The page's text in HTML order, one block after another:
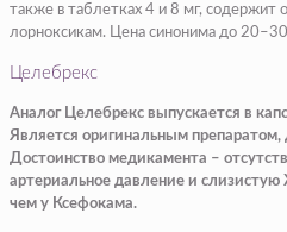
также в таблетках 4 и 8 мг, содержит
лорноксикам. Цена синонима до
Целебрекс
Аналог Целебрекс выпускается в
Является оригинальным
Достоинство медикамента –
артериальное давление и
чем у Ксефокама.